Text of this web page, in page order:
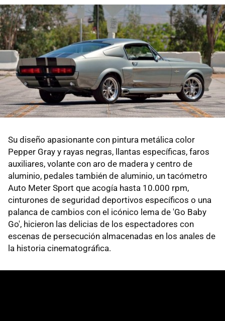
Su diseño apasionante con pintura metálica color
Pepper Gray y rayas negras, llantas específicas, faros
auxiliares, volante con aro de madera y centro de
aluminio, pedales también de aluminio, un tacómetro
Auto Meter Sport que acogía hasta 10.000 rpm,
cinturones de seguridad deportivos específicos o una
palanca de cambios con el icónico lema de 'Go Baby
Go', hicieron las delicias de los espectadores con
escenas de persecución almacenadas en los anales de
la historia cinematográfica.